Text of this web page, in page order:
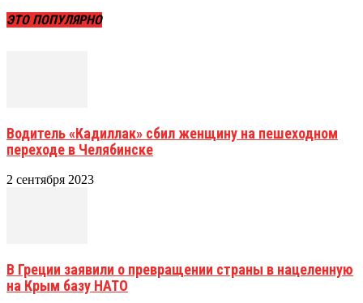
ЭТО ПОПУЛЯРНО
Водитель «Кадиллак» сбил женщину на пешеходном
переходе в Челябинске
2 сентября 2023
В Греции заявили о превращении страны в нацеленную
на Крым базу НАТО